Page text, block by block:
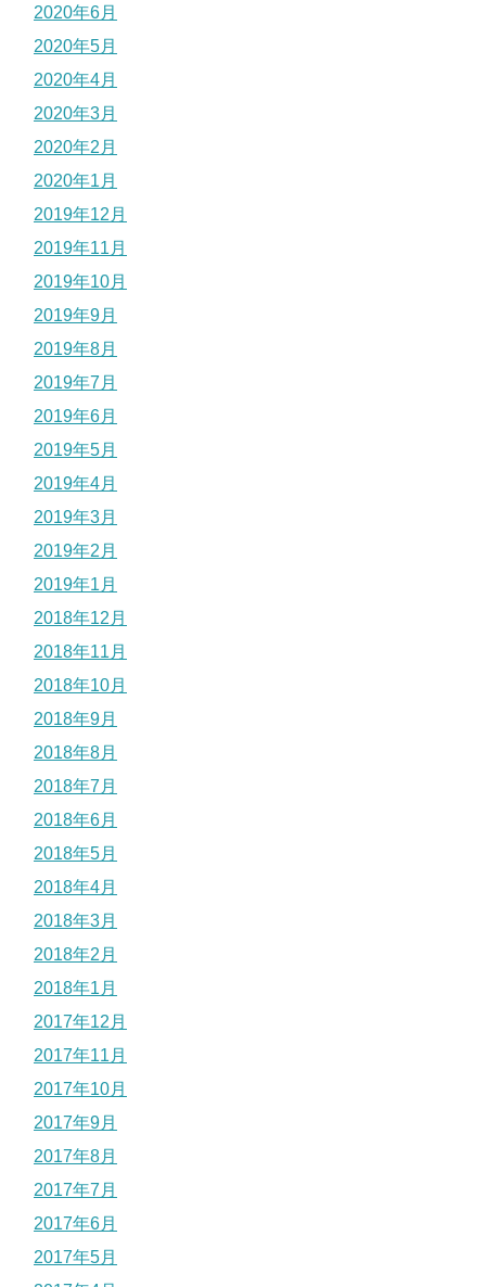
2020年6月
2020年5月
2020年4月
2020年3月
2020年2月
2020年1月
2019年12月
2019年11月
2019年10月
2019年9月
2019年8月
2019年7月
2019年6月
2019年5月
2019年4月
2019年3月
2019年2月
2019年1月
2018年12月
2018年11月
2018年10月
2018年9月
2018年8月
2018年7月
2018年6月
2018年5月
2018年4月
2018年3月
2018年2月
2018年1月
2017年12月
2017年11月
2017年10月
2017年9月
2017年8月
2017年7月
2017年6月
2017年5月